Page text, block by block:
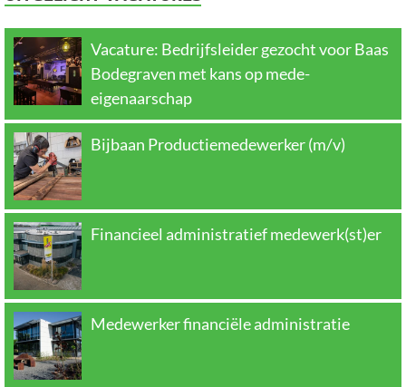
Vacature: Bedrijfsleider gezocht voor Baas
Bodegraven met kans op mede-
eigenaarschap
Bijbaan Productiemedewerker (m/v)
Financieel administratief medewerk(st)er
Medewerker financiële administratie